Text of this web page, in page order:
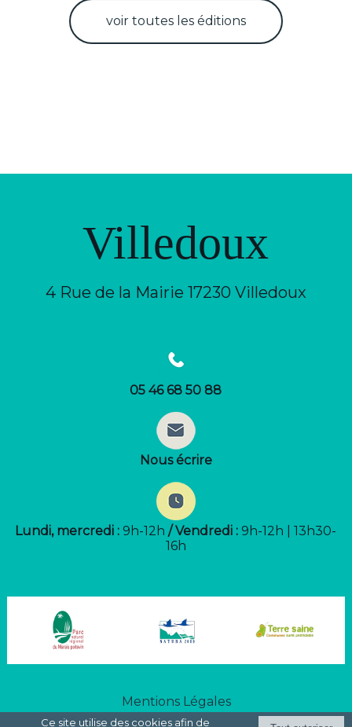
voir toutes les éditions
Villedoux
4 Rue de la Mairie 17230 Villedoux
05 46 68 50 88
Nous écrire
Lundi, mercredi : 9h-12h / Vendredi :9h-12h | 13h30-
16h
Mentions Légales
Ce site utilise des cookies afin de